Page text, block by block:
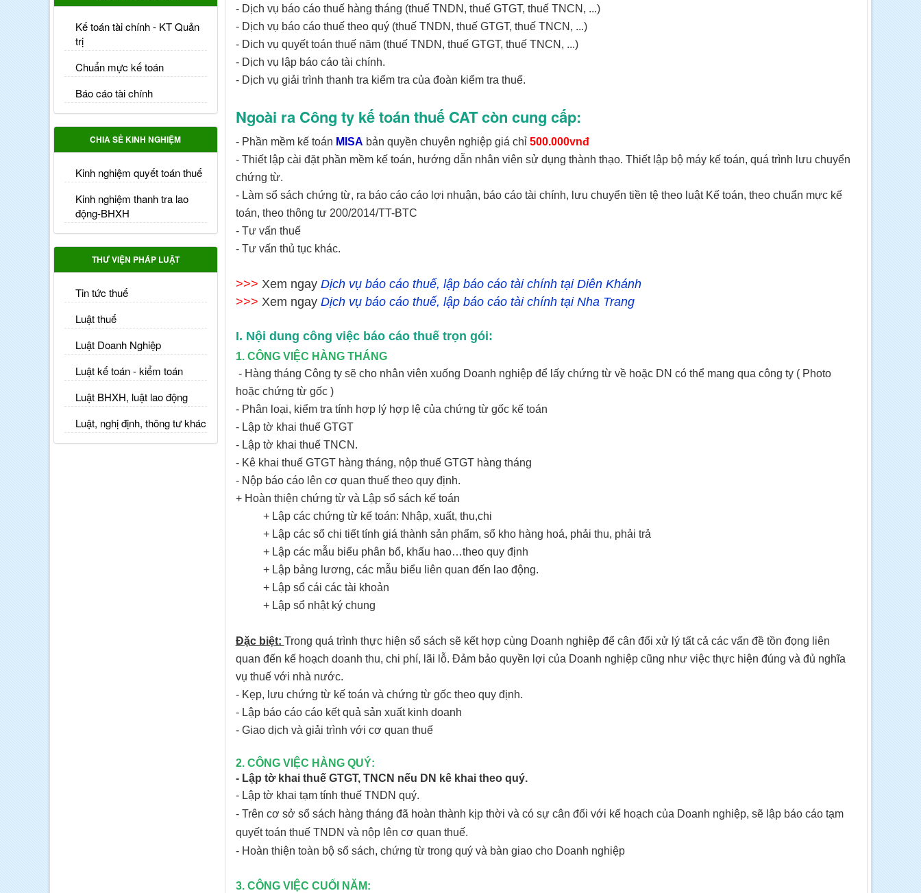
- Dịch vụ báo cáo thuế hàng tháng (thuế TNDN, thuế GTGT, thuế TNCN, ...)
- Dịch vụ báo cáo thuế theo quý (thuế TNDN, thuế GTGT, thuế TNCN, ...)
- Dich vụ quyết toán thuế năm (thuế TNDN, thuế GTGT, thuế TNCN, ...)
- Dịch vụ lập báo cáo tài chính.
- Dịch vụ giải trình thanh tra kiểm tra của đoàn kiểm tra thuế.
Ngoài ra Công ty kế toán thuế CAT còn cung cấp:
- Phần mềm kế toán MISA bản quyền chuyên nghiệp giá chỉ 500.000vnđ
- Thiết lập cài đặt phần mềm kế toán, hướng dẫn nhân viên sử dụng thành thạo. Thiết lập bộ máy kế toán, quá trình lưu chuyển
chứng từ.
- Làm sổ sách chứng từ, ra báo cáo cáo lợi nhuận, báo cáo tài chính, lưu chuyển tiền tệ theo luật Kế toán, theo chuẩn mực kế
toán, theo thông tư 200/2014/TT-BTC
- Tư vấn thuế
- Tư vấn thủ tục khác.
>>> Xem ngay Dịch vụ báo cáo thuế, lập báo cáo tài chính tại Diên Khánh
>>> Xem ngay Dịch vụ báo cáo thuế, lập báo cáo tài chính tại Nha Trang
I. Nội dung công việc báo cáo thuế trọn gói:
1. CÔNG VIỆC HÀNG THÁNG
- Hàng tháng Công ty sẽ cho nhân viên xuống Doanh nghiệp để lấy chứng từ về hoặc DN có thể mang qua công ty ( Photo
hoặc chứng từ gốc )
- Phân loại, kiểm tra tính hợp lý hợp lệ của chứng từ gốc kế toán
- Lập tờ khai thuế GTGT
- Lập tờ khai thuế TNCN.
- Kê khai thuế GTGT hàng tháng, nộp thuế GTGT hàng tháng
- Nộp báo cáo lên cơ quan thuế theo quy định.
+ Hoàn thiện chứng từ và Lập sổ sách kế toán
+ Lập các chứng từ kế toán: Nhập, xuất, thu,chi
+ Lập các sổ chi tiết tính giá thành sản phẩm, sổ kho hàng hoá, phải thu, phải trả
+ Lập các mẫu biểu phân bổ, khấu hao…theo quy định
+ Lập bảng lương, các mẫu biểu liên quan đến lao động.
+ Lập sổ cái các tài khoản
+ Lập sổ nhật ký chung
Đặc biệt: Trong quá trình thực hiện sổ sách sẽ kết hợp cùng Doanh nghiệp để cân đối xử lý tất cả các vấn đề tồn đọng liên
quan đến kế hoạch doanh thu, chi phí, lãi lỗ. Đảm bảo quyền lợi của Doanh nghiệp cũng như việc thực hiện đúng và đủ nghĩa
vụ thuế với nhà nước.
- Kẹp, lưu chứng từ kế toán và chứng từ gốc theo quy định.
- Lập báo cáo cáo kết quả sản xuất kinh doanh
- Giao dịch và giải trình với cơ quan thuế
2. CÔNG VIỆC HÀNG QUÝ:
- Lập tờ khai thuế GTGT, TNCN nếu DN kê khai theo quý.
- Lập tờ khai tạm tính thuế TNDN quý.
- Trên cơ sở sổ sách hàng tháng đã hoàn thành kịp thời và có sự cân đối với kế hoạch của Doanh nghiệp, sẽ lập báo cáo tạm
quyết toán thuế TNDN và nộp lên cơ quan thuế.
- Hoàn thiện toàn bộ sổ sách, chứng từ trong quý và bàn giao cho Doanh nghiệp
3. CÔNG VIỆC CUỐI NĂM:
Kế toán tài chính - KT Quản
trị
Chuẩn mực kế toán
Báo cáo tài chính
CHIA SẺ KINH NGHIỆM
Kinh nghiệm quyết toán thuế
Kinh nghiệm thanh tra lao
động-BHXH
THƯ VIỆN PHÁP LUẬT
Tin tức thuế
Luật thuế
Luật Doanh Nghiệp
Luật kế toán - kiểm toán
Luật BHXH, luật lao động
Luật, nghị định, thông tư khác